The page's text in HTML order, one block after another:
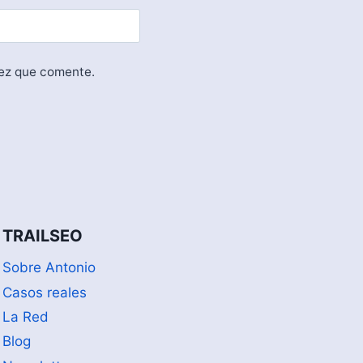
que comente.
TRAILSEO
Sobre Antonio
Casos reales
La Red
Blog